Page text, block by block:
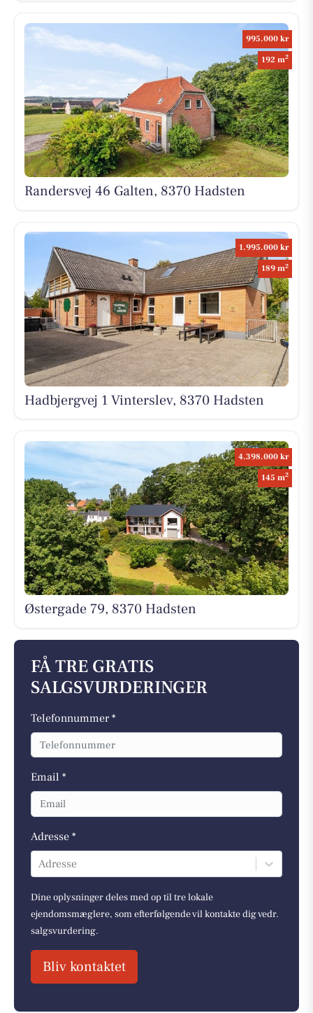
995.000 kr
192 m2
Randersvej 46 Galten, 8370 Hadsten
1.995.000 kr
189 m2
Hadbjergvej 1 Vinterslev, 8370 Hadsten
4.398.000 kr
145 m2
Østergade 79, 8370 Hadsten
FÅ TRE GRATIS
SALGSVURDERINGER
Telefonnummer *
Email *
Adresse *
Adresse
Dine oplysninger deles med op til tre lokale
ejendomsmæglere, som efterfølgende vil kontakte dig vedr.
salgsvurdering.
Bliv kontaktet